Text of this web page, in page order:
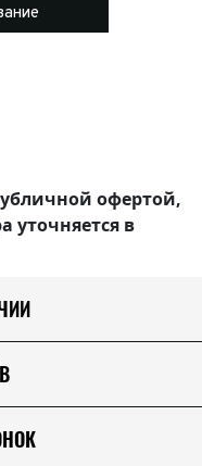
офертой,
уточняется в